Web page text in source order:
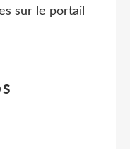
sur le portail